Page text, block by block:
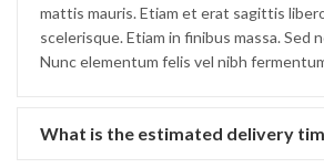
mattis mauris. Etiam et erat sagittis
scelerisque. Etiam in finibus massa. Sed
Nunc elementum felis vel nibh
What is the estimated delivery